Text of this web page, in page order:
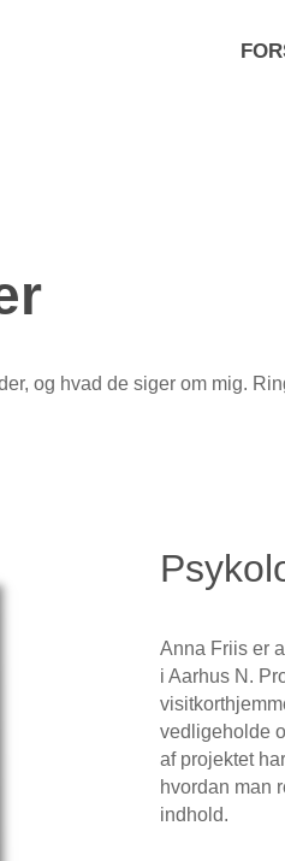
og hvad de siger om mig.
Anna Friis er
i Aarhus N.
vedligeholde
af projektet
hvordan man
indhold.